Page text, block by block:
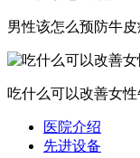
男性该怎么预防牛
吃什么可以改善女
医院介绍
先进设备